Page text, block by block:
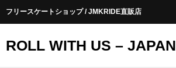
フリースケートショップ / JMKRIDE直販店
ROLL WITH US – JAPAN